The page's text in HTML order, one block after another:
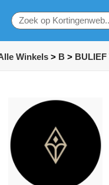
Winkels > B > BULIEF